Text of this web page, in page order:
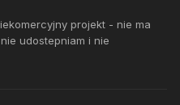
projekt - nie ma
udostepniam i nie